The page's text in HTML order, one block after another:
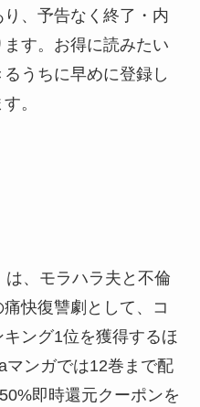
、予告なく終了・内
す。お得に読みたい
うちに早めに登録し
。
は、モラハラ夫と不倫
快復讐劇として、コ
ング1位を獲得するほ
マンガでは12巻まで配
即時還元クーポンを